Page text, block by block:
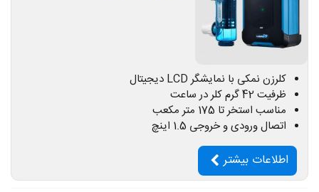
کلرزن نمکی با نمایشگر LCD دیجیتال
ظرفیت 42 گرم کلر در ساعت
مناسب استخر تا 175 متر مکعب
اتصال ورودی و خروجی 1.5 اینچ
اطلاعات بیشتر